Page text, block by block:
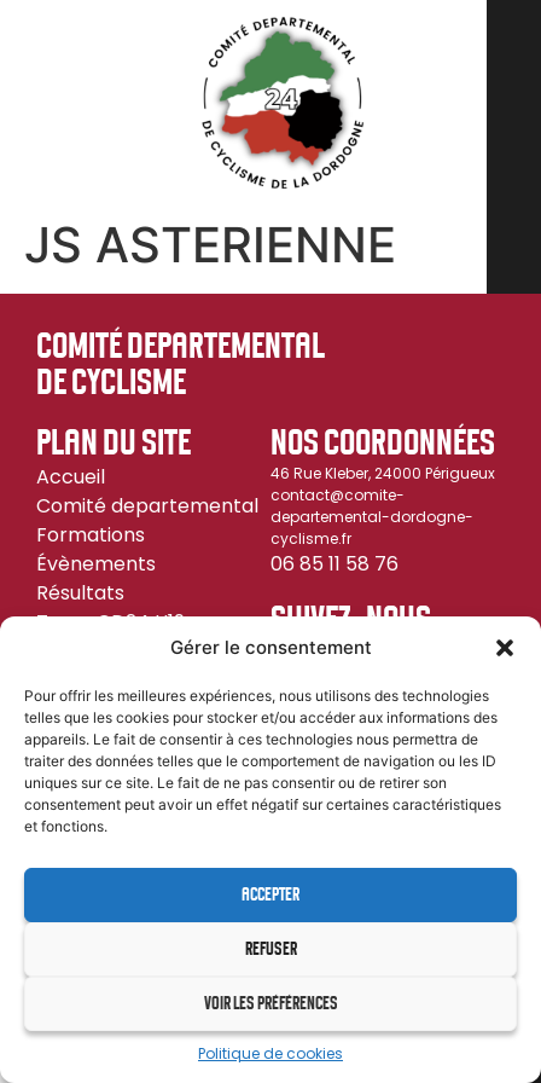
Gérer le consentement
Pour offrir les meilleures expériences, nous utilisons des technologies
telles que les cookies pour stocker et/ou accéder aux informations des
appareils. Le fait de consentir à ces technologies nous permettra de
traiter des données telles que le comportement de navigation ou les ID
uniques sur ce site. Le fait de ne pas consentir ou de retirer son
consentement peut avoir un effet négatif sur certaines caractéristiques
et fonctions.
ACCEPTER
REFUSER
VOIR LES PRÉFÉRENCES
Politique de cookies
JS ASTERIENNE
COMITÉ DEPARTEMENTAL
DE CYCLISME
PLAN DU SITE
Accueil
Comité departemental
Formations
Évènements
Résultats
Team CD24 U19
NOS COORDONNÉES
46 Rue Kleber, 24000 Périgueux
contact@comite-
departemental-dordogne-
cyclisme.fr
06 85 11 58 76
SUIVEZ-NOUS
MENTIONS LÉGALES| PROPULSÉ PARCYL&COM